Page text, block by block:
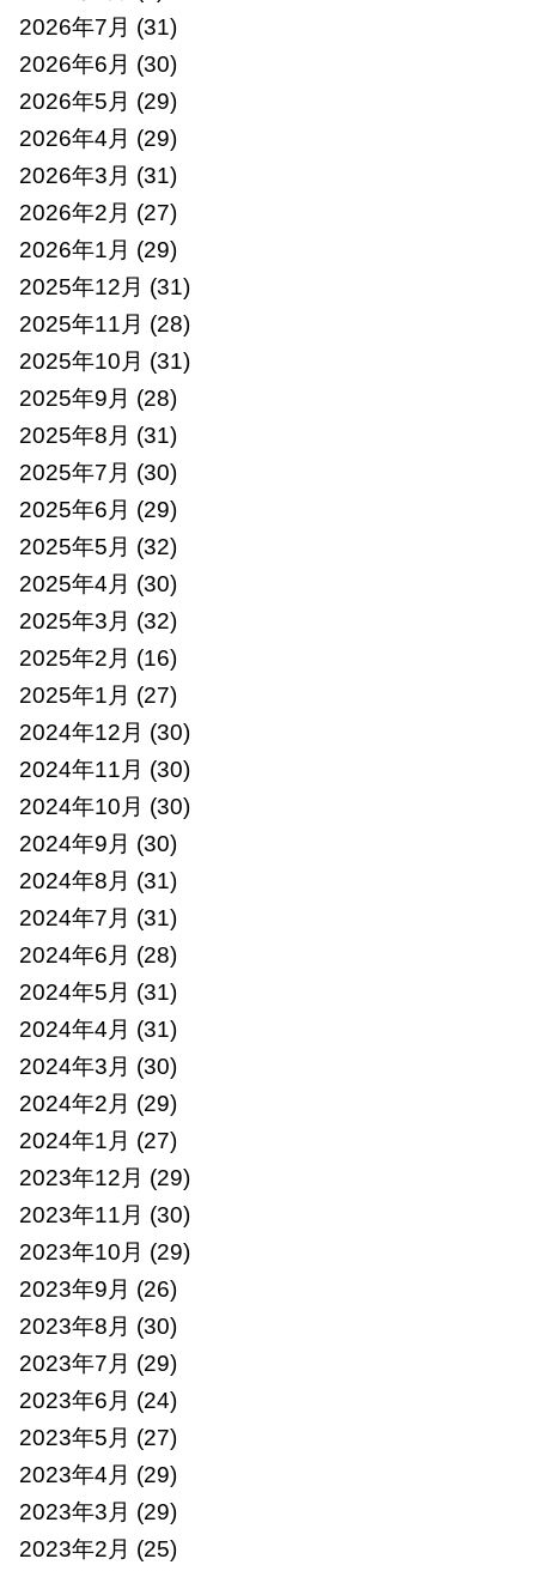
2026年7月 (31)
2026年6月 (30)
2026年5月 (29)
2026年4月 (29)
2026年3月 (31)
2026年2月 (27)
2026年1月 (29)
2025年12月 (31)
2025年11月 (28)
2025年10月 (31)
2025年9月 (28)
2025年8月 (31)
2025年7月 (30)
2025年6月 (29)
2025年5月 (32)
2025年4月 (30)
2025年3月 (32)
2025年2月 (16)
2025年1月 (27)
2024年12月 (30)
2024年11月 (30)
2024年10月 (30)
2024年9月 (30)
2024年8月 (31)
2024年7月 (31)
2024年6月 (28)
2024年5月 (31)
2024年4月 (31)
2024年3月 (30)
2024年2月 (29)
2024年1月 (27)
2023年12月 (29)
2023年11月 (30)
2023年10月 (29)
2023年9月 (26)
2023年8月 (30)
2023年7月 (29)
2023年6月 (24)
2023年5月 (27)
2023年4月 (29)
2023年3月 (29)
2023年2月 (25)